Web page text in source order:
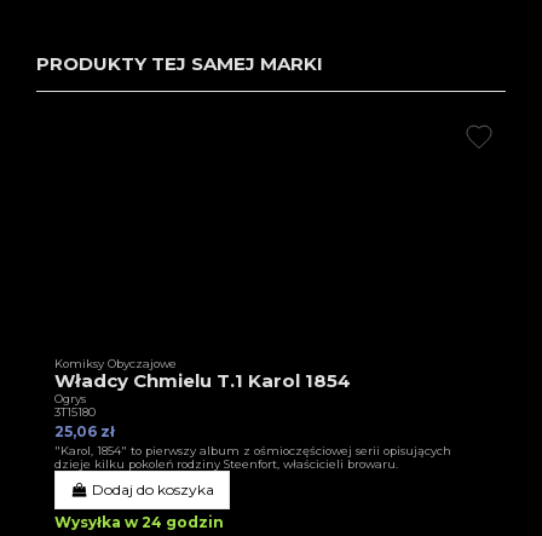
PRODUKTY TEJ SAMEJ MARKI
Komiksy Obyczajowe
Władcy Chmielu T.1 Karol 1854
Ogrys
3T15180
25,06 zł
"Karol, 1854" to pierwszy album z ośmioczęściowej serii opisujących
dzieje kilku pokoleń rodziny Steenfort, właścicieli browaru.
Dodaj do koszyka
Wysyłka w 24 godzin